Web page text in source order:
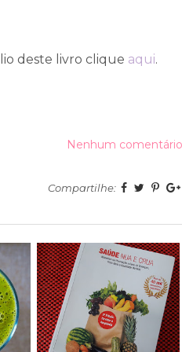
deste livro clique aqui.
Nenhum comentário
Compartilhe: